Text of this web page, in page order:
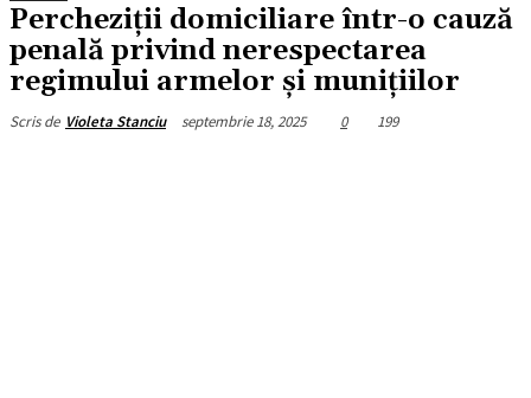
Percheziții domiciliare într-o cauză
penală privind nerespectarea
regimului armelor și munițiilor
Scris de Violeta Stanciu septembrie 18, 2025 0 199